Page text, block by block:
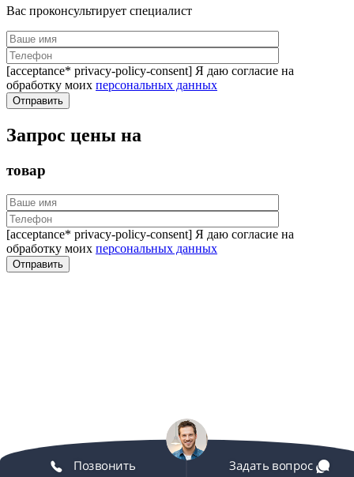
Вас проконсультирует специалист
[acceptance* privacy-policy-consent] Я даю согласие на
обработку моих персональных данных
Запрос цены на
товар
[acceptance* privacy-policy-consent] Я даю согласие на
обработку моих персональных данных
Позвонить Задать вопрос